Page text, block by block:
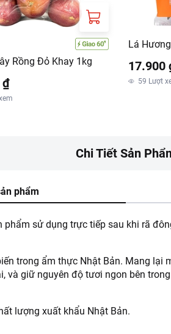
Rồng Đỏ Khay 1kg
₫
Lá
17.900
59 Lượt
Chi Tiết Sản
phẩm
phẩm sử dụng trực tiếp sau khi rã
trong ẩm thực Nhật Bản. Mang lại
và giữ nguyên độ tươi ngon bên
lượng xuất khẩu Nhật Bản.